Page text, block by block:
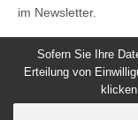
im Newsletter.
Sofern Sie Ihre
Erteilung von